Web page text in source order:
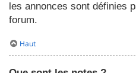
les annonces sont définies
forum.
Haut